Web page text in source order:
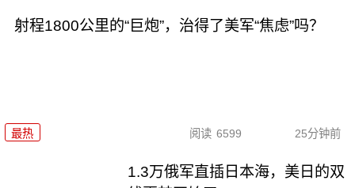
射程1800公里的“巨炮”，治得了美军“焦虑”吗？
最热 阅读 6599 25分钟前
1.3万俄军直插日本海，美日的双